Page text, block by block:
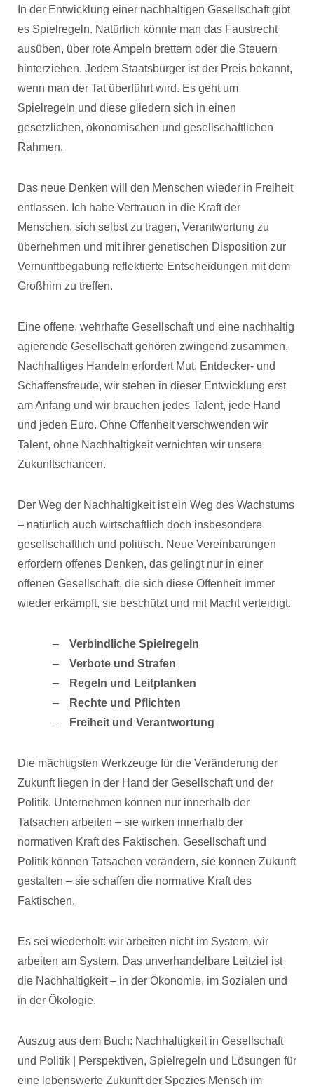
In der Entwicklung einer nachhaltigen Gesellschaft gibt
es Spielregeln. Natürlich könnte man das Faustrecht
ausüben, über rote Ampeln brettern oder die Steuern
hinterziehen. Jedem Staatsbürger ist der Preis bekannt,
wenn man der Tat überführt wird. Es geht um
Spielregeln und diese gliedern sich in einen
gesetzlichen, ökonomischen und gesellschaftlichen
Rahmen.
Das neue Denken will den Menschen wieder in Freiheit
entlassen. Ich habe Vertrauen in die Kraft der
Menschen, sich selbst zu tragen, Verantwortung zu
übernehmen und mit ihrer genetischen Disposition zur
Vernunftbegabung reflektierte Entscheidungen mit dem
Großhirn zu treffen.
Eine offene, wehrhafte Gesellschaft und eine nachhaltig
agierende Gesellschaft gehören zwingend zusammen.
Nachhaltiges Handeln erfordert Mut, Entdecker- und
Schaffensfreude, wir stehen in dieser Entwicklung erst
am Anfang und wir brauchen jedes Talent, jede Hand
und jeden Euro. Ohne Offenheit verschwenden wir
Talent, ohne Nachhaltigkeit vernichten wir unsere
Zukunftschancen.
Der Weg der Nachhaltigkeit ist ein Weg des Wachstums
– natürlich auch wirtschaftlich doch insbesondere
gesellschaftlich und politisch. Neue Vereinbarungen
erfordern offenes Denken, das gelingt nur in einer
offenen Gesellschaft, die sich diese Offenheit immer
wieder erkämpft, sie beschützt und mit Macht verteidigt.
Verbindliche Spielregeln
Verbote und Strafen
Regeln und Leitplanken
Rechte und Pflichten
Freiheit und Verantwortung
Die mächtigsten Werkzeuge für die Veränderung der
Zukunft liegen in der Hand der Gesellschaft und der
Politik. Unternehmen können nur innerhalb der
Tatsachen arbeiten – sie wirken innerhalb der
normativen Kraft des Faktischen. Gesellschaft und
Politik können Tatsachen verändern, sie können Zukunft
gestalten – sie schaffen die normative Kraft des
Faktischen.
Es sei wiederholt: wir arbeiten nicht im System, wir
arbeiten am System. Das unverhandelbare Leitziel ist
die Nachhaltigkeit – in der Ökonomie, im Sozialen und
in der Ökologie.
Auszug aus dem Buch: Nachhaltigkeit in Gesellschaft
und Politik | Perspektiven, Spielregeln und Lösungen für
eine lebenswerte Zukunft der Spezies Mensch im